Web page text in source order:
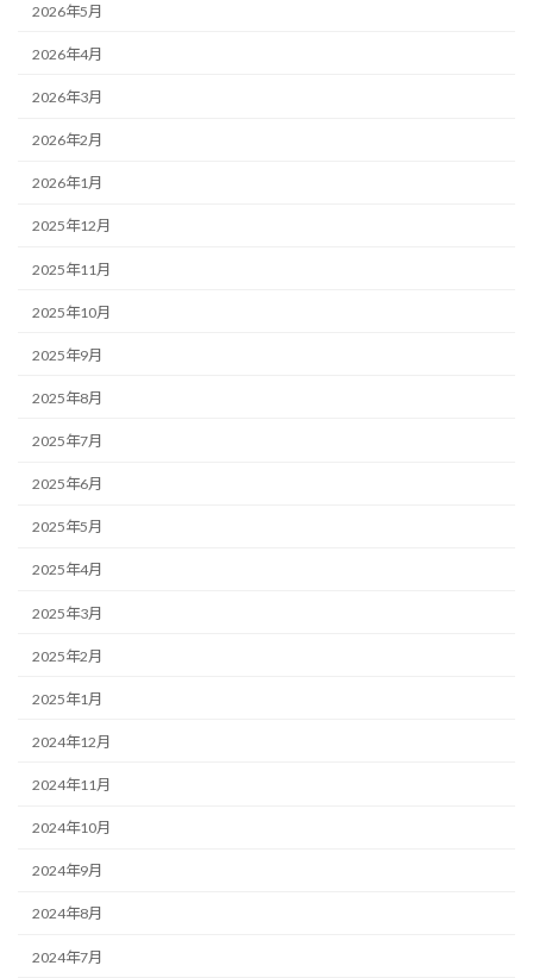
2026年5月
2026年4月
2026年3月
2026年2月
2026年1月
2025年12月
2025年11月
2025年10月
2025年9月
2025年8月
2025年7月
2025年6月
2025年5月
2025年4月
2025年3月
2025年2月
2025年1月
2024年12月
2024年11月
2024年10月
2024年9月
2024年8月
2024年7月